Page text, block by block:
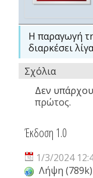
Η παραγωγή
διαρκέσει
Σχόλια
Δεν
πρώτος.
Έκδοση 1.0
1/3/2024
Λήψη (789k)